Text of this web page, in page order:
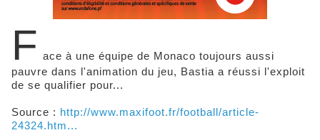
F ace à une équipe de Monaco toujours aussi
pauvre dans l'animation du jeu, Bastia a réussi l'exploit
de se qualifier pour...
Source : http://www.maxifoot.fr/football/article-
24324.htm...